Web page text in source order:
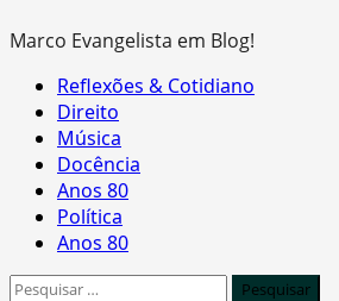
Marco Evangelista em Blog!
Primary
Menu
Reflexões & Cotidiano
Direito
Música
Docência
Anos 80
Política
Anos 80
Pesquisar